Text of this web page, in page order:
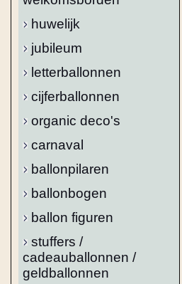
huwelijk
jubileum
letterballonnen
cijferballonnen
organic deco's
carnaval
ballonpilaren
ballonbogen
ballon figuren
stuffers /
cadeauballonnen /
geldballonnen